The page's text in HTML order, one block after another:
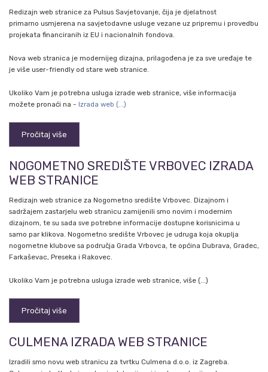
Redizajn web stranice za Pulsus Savjetovanje, čija je djelatnost
primarno usmjerena na savjetodavne usluge vezane uz pripremu i provedbu
projekata financiranih iz EU i nacionalnih fondova.
Nova web stranica je modernijeg dizajna, prilagođena je za sve uređaje te
je više user-friendly od stare web stranice.
Ukoliko Vam je potrebna usluga izrade web stranice, više informacija
možete pronaći na - Izrada web (...)
Pročitaj više
NOGOMETNO SREDIŠTE VRBOVEC IZRADA
WEB STRANICE
Redizajn web stranice za Nogometno središte Vrbovec. Dizajnom i
sadržajem zastarjelu web stranicu zamijenili smo novim i modernim
dizajnom, te su sada sve potrebne informacije dostupne korisnicima u
samo par klikova. Nogometno središte Vrbovec je udruga koja okuplja
nogometne klubove sa područja Grada Vrbovca, te općina Dubrava, Gradec,
Farkaševac, Preseka i Rakovec.
Ukoliko Vam je potrebna usluga izrade web stranice, više (...)
Pročitaj više
CULMENA IZRADA WEB STRANICE
Izradili smo novu web stranicu za tvrtku Culmena d.o.o. iz Zagreba.